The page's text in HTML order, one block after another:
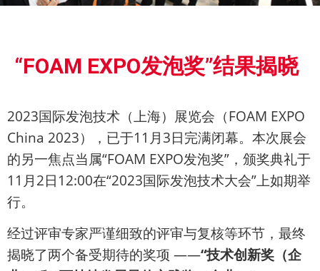
新闻
“FOAM EXPO发泡奖”结果揭晓
2023国际发泡技术（上海）展览会（FOAM EXPO
China 2023），已于11月3日完满闭幕。本次展会
的另一焦点当属“FOAM EXPO发泡奖”，颁奖典礼于
11月2日12:00在“2023国际发泡技术大会”上如期举
行。
经过评审专家严谨细致的评审与复核等环节，最终
揭晓了两个备受期待的奖项 ——“技术创新奖（企